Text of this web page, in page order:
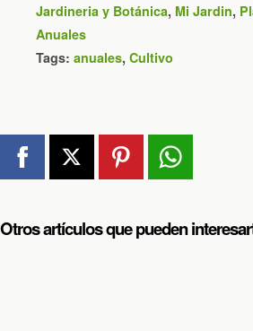
Jardineria y Botánica, Mi Jardin,
Anuales
Tags: anuales, Cultivo
Otros artículos que pueden